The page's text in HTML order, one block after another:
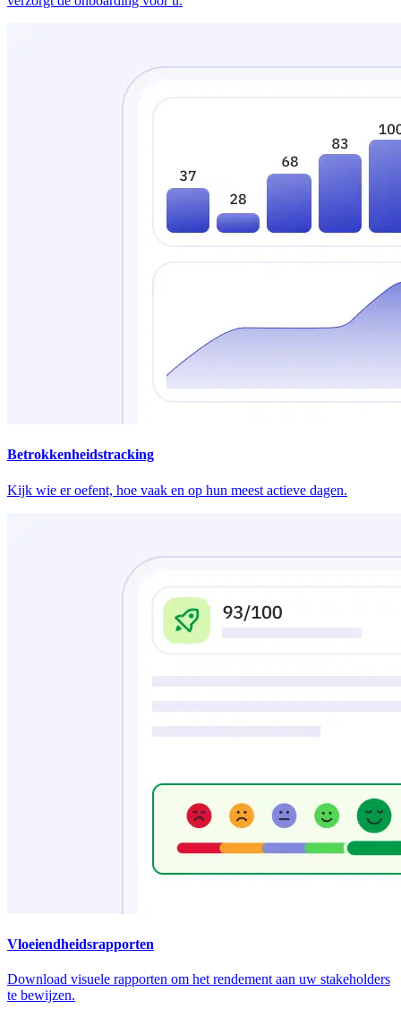
Betrokkenheidstracking
Kijk wie er oefent, hoe vaak en op hun meest actieve dagen.
Vloeiendheidsrapporten
Download visuele rapporten om het rendement aan uw stakeholders
te bewijzen.